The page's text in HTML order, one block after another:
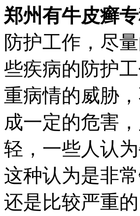
郑州有牛皮癣
防护工作，尽
些疾病的防护
重病情的威胁
成一定的危害
轻，一些人认
这种认为是非
还是比较严重